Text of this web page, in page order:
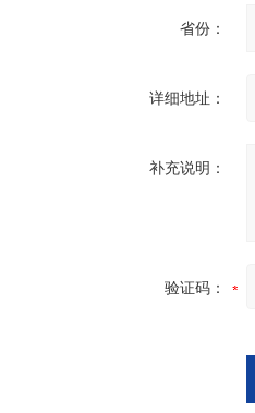
省份：
详细地址：
补充说明：
验证码：